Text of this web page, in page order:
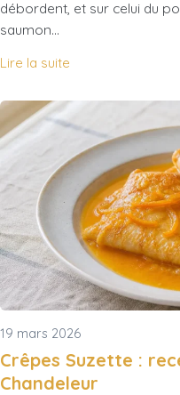
débordent, et sur celui du
saumon…
Lire la suite
19 mars 2026
Crêpes Suzette :
Chandeleur